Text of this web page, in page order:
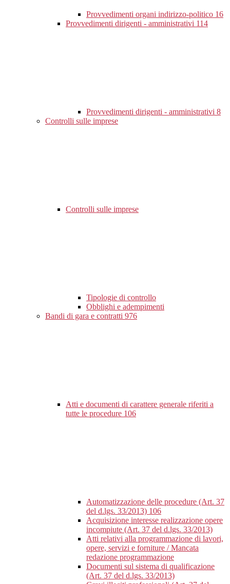
Provvedimenti organi indirizzo-politico 16
Provvedimenti dirigenti - amministrativi 114
Provvedimenti dirigenti - amministrativi 8
Controlli sulle imprese
Controlli sulle imprese
Tipologie di controllo
Obblighi e adempimenti
Bandi di gara e contratti 976
Atti e documenti di carattere generale riferiti a
tutte le procedure 106
Automatizzazione delle procedure (Art. 37
del d.lgs. 33/2013) 106
Acquisizione interesse realizzazione opere
incompiute (Art. 37 del d.lgs. 33/2013)
Atti relativi alla programmazione di lavori,
opere, servizi e forniture / Mancata
redazione programmazione
Documenti sul sistema di qualificazione
(Art. 37 del d.lgs. 33/2013)